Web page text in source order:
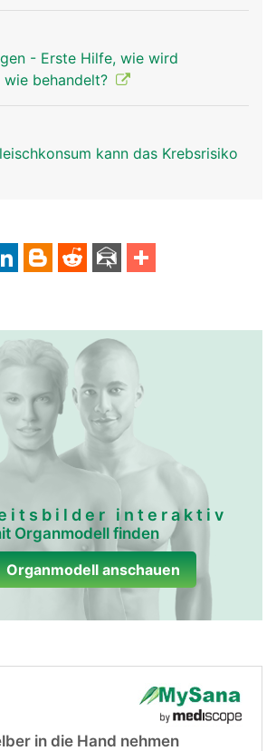
- Erste Hilfe, wie wird
behandelt?
kann das Krebsrisiko
interaktiv
Organmodell finden
Organmodell anschauen
in die Hand nehmen